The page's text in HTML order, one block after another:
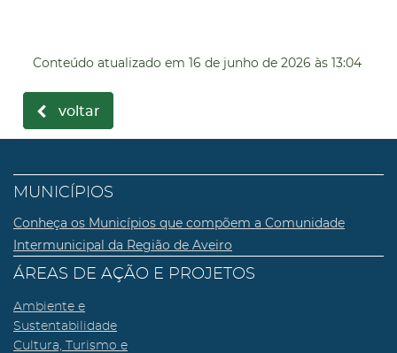
Conteúdo atualizado em 16 de junho de 2026 às 13:04
voltar
MUNICÍPIOS
Conheça os Municípios que compõem a Comunidade
Intermunicipal da Região de Aveiro
ÁREAS DE AÇÃO E PROJETOS
Ambiente e
Sustentabilidade
Cultura, Turismo e